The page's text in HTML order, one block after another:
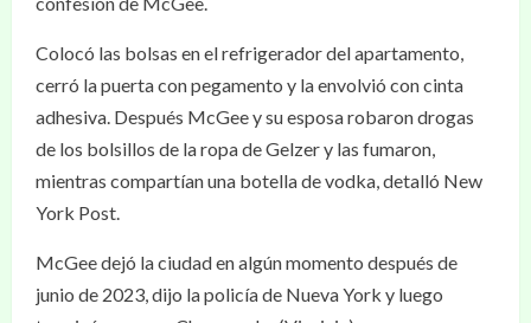
Colocó las bolsas en el refrigerador del apartamento,
cerró la puerta con pegamento y la envolvió con cinta
adhesiva. Después McGee y su esposa robaron drogas
de los bolsillos de la ropa de Gelzer y las fumaron,
mientras compartían una botella de vodka, detalló New
York Post.
McGee dejó la ciudad en algún momento después de
junio de 2023, dijo la policía de Nueva York y luego